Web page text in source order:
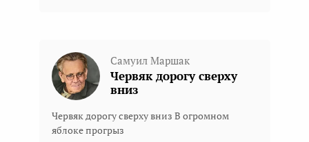
Самуил Маршак
Червяк дорогу сверху
вниз
Червяк дорогу сверху вниз В огромном
яблоке прогрыз